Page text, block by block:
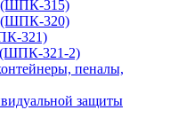
315)
320)
321)
321-2)
пеналы,
защиты